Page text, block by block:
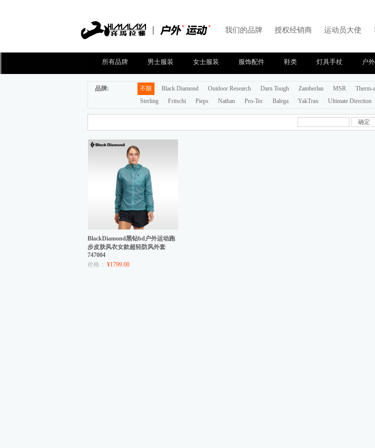
我们的品牌 授权经销商 运动员大使
所有品牌 男士服装 女士服装 服饰配件 鞋类 灯具手杖 户
品牌: 不限 Black Diamond Outdoor Research Darn Tough Zamberlan MSR Therm-
Sterling
Fritschi Pieps Nathan Pro-Tec Balega YakTrax Ultimate Direction
确定
BlackDiamond黑钻bd户外运动跑
步皮肤风衣女款超轻防风外套
747004
价格： ¥1799.00